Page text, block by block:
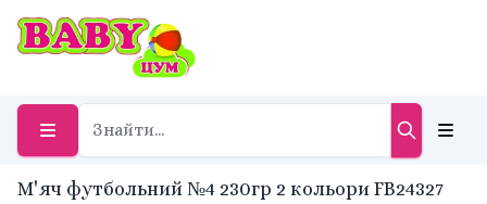
М'яч футбольний №4 230гр 2 кольори FB24327